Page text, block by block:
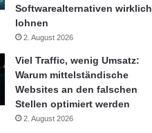
Softwarealternativen wirklich
lohnen
2. August 2026
Viel Traffic, wenig Umsatz:
Warum mittelständische
Websites an den falschen
Stellen optimiert werden
2. August 2026